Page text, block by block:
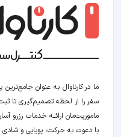
ما در کارناوال به عنوان
سفر را از لحظه‌ تصمیم‌گیری تا
ماموریت‌مان اراﺋــﻪ خدمات رزرو
با دعوت به حرکت، پویایی و